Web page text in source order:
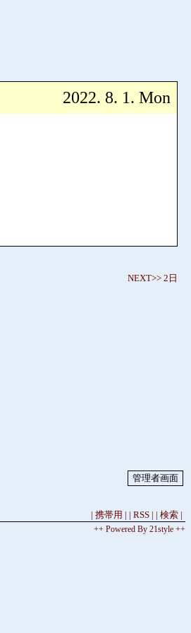
2022. 8. 1. Mon
NEXT>> 2日
| 携帯用 | | RSS | | 検索 |
++ Powered By 21style ++